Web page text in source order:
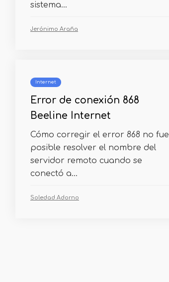
sistema...
Jerónimo Araña
Internet
Error de conexión 868
Beeline Internet
Cómo corregir el error 868 no fue
posible resolver el nombre del
servidor remoto cuando se
conectó a...
Soledad Adorno